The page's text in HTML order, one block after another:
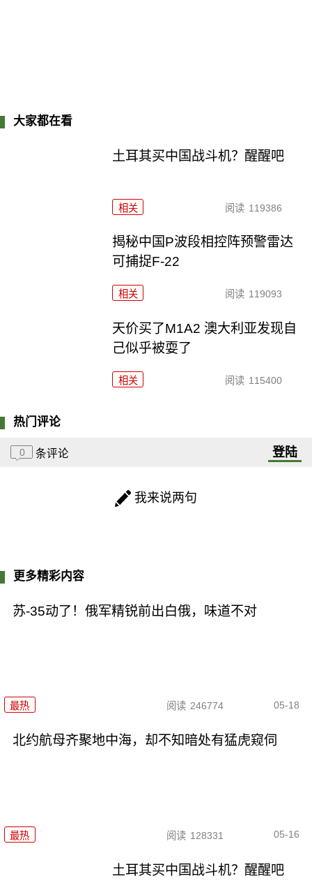
大家都在看
土耳其买中国战斗机？醒醒吧
相关 阅读 119386
揭秘中国P波段相控阵预警雷达
可捕捉F-22
相关 阅读 119093
天价买了M1A2 澳大利亚发现自
己似乎被耍了
相关 阅读 115400
热门评论
0 条评论 登陆
我来说两句
更多精彩内容
苏-35动了！俄军精锐前出白俄，味道不对
最热 阅读 246774 05-18
北约航母齐聚地中海，却不知暗处有猛虎窥伺
最热 阅读 128331 05-16
土耳其买中国战斗机？醒醒吧